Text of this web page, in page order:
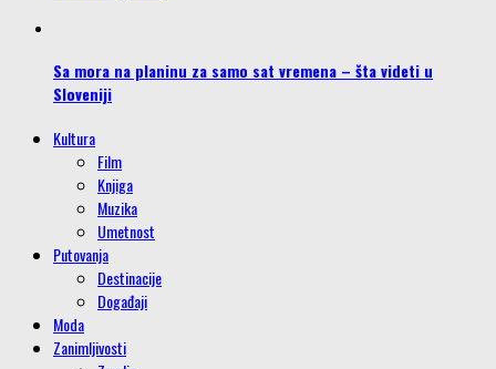
Sa mora na planinu za samo sat vremena – šta videti u
Sloveniji
Kultura
Film
Knjiga
Muzika
Umetnost
Putovanja
Destinacije
Događaji
Moda
Zanimljivosti